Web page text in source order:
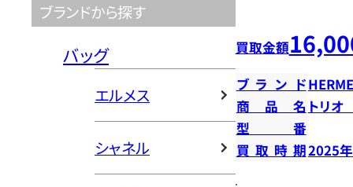
ブランドから探す
バッグ
エルメス
シャネル
買取金額
ブランド
商品名 トリオ
型番
買取時期2025